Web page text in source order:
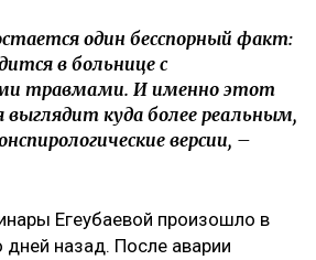
один бесспорный факт:
в больнице с
травмами. И именно этот
выглядит куда более реальным,
версии, –
Егеубаевой произошло в
назад. После аварии